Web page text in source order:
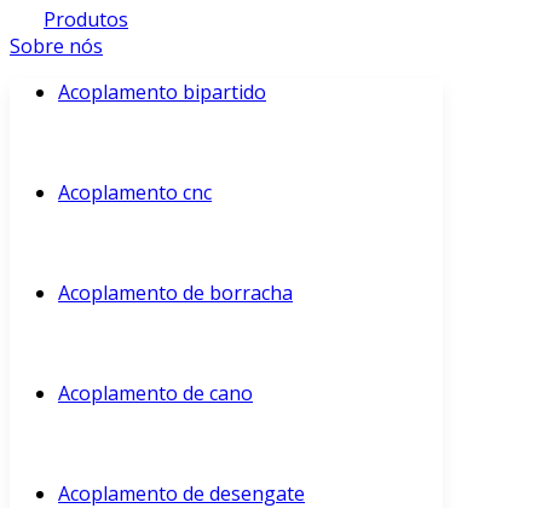
Produtos
Sobre nós
Acoplamento bipartido
Acoplamento cnc
Acoplamento de borracha
Acoplamento de cano
Acoplamento de desengate